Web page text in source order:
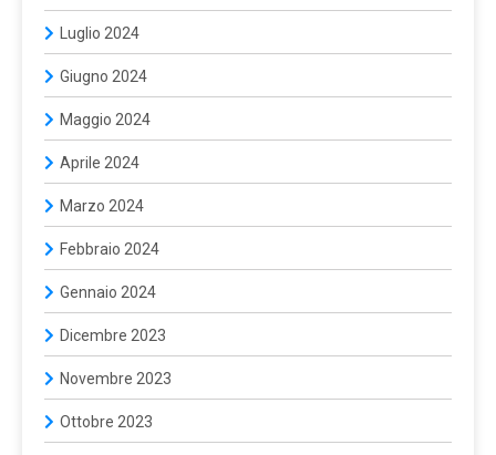
Luglio 2024
Giugno 2024
Maggio 2024
Aprile 2024
Marzo 2024
Febbraio 2024
Gennaio 2024
Dicembre 2023
Novembre 2023
Ottobre 2023